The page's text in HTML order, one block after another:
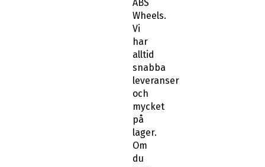
Wheels.
Vi
har
alltid
snabba
leveranser
och
mycket
på
lager.
Om
du
har